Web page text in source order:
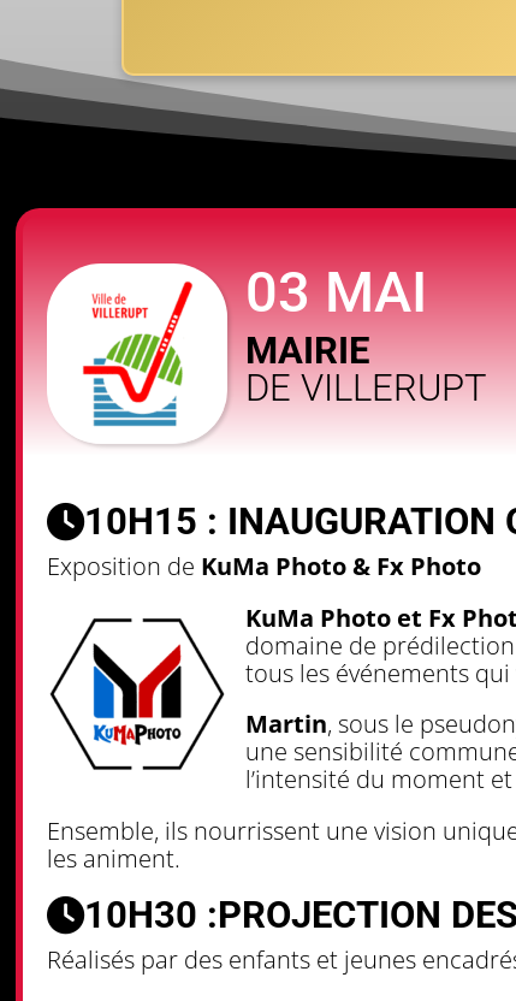
03 MAI
MAIRIE
DE VILLERUPT
10H15 : INAUGURATION
Exposition de KuMa Photo & Fx Photo
KuMa Photo et Fx
domaine de
tous les événements
Martin, sous le
une sensibilité
l’intensité du moment et
Ensemble, ils nourrissent une vision
les animent.
10H30 :PROJECTION
Réalisés par des enfants et jeunes